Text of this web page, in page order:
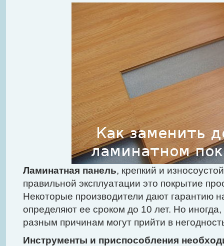
Ламинатная панель, крепкий и
правильной эксплуатации это покрытие
Некоторые производители дают гарантию
определяют ее сроком до 10 лет. Но
разным причинам могут прийти в
Инструменты и приспособления